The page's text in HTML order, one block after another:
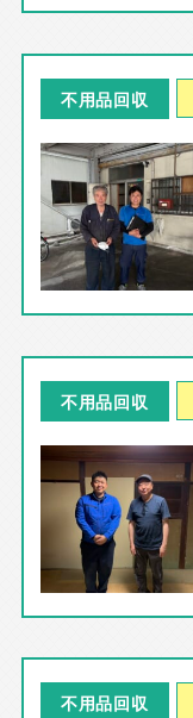
不用品回収
不用品回収
不用品回収